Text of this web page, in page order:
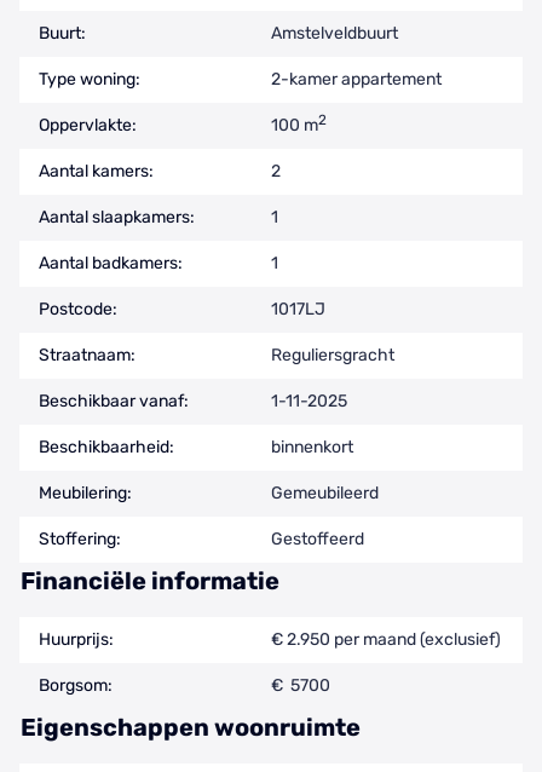
Buurt: Amstelveldbuurt
Type woning: 2-kamer appartement
Oppervlakte: 100 m2
Aantal kamers: 2
Aantal slaapkamers: 1
Aantal badkamers: 1
Postcode: 1017LJ
Straatnaam: Reguliersgracht
Beschikbaar vanaf: 1-11-2025
Beschikbaarheid: binnenkort
Meubilering: Gemeubileerd
Stoffering: Gestoffeerd
Financiële informatie
Huurprijs: € 2.950 per maand (exclusief)
Borgsom: € 5700
Eigenschappen woonruimte